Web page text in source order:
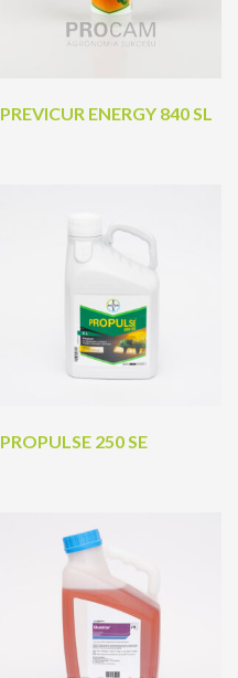
PREVICUR ENERGY 840 SL
PROPULSE 250 SE